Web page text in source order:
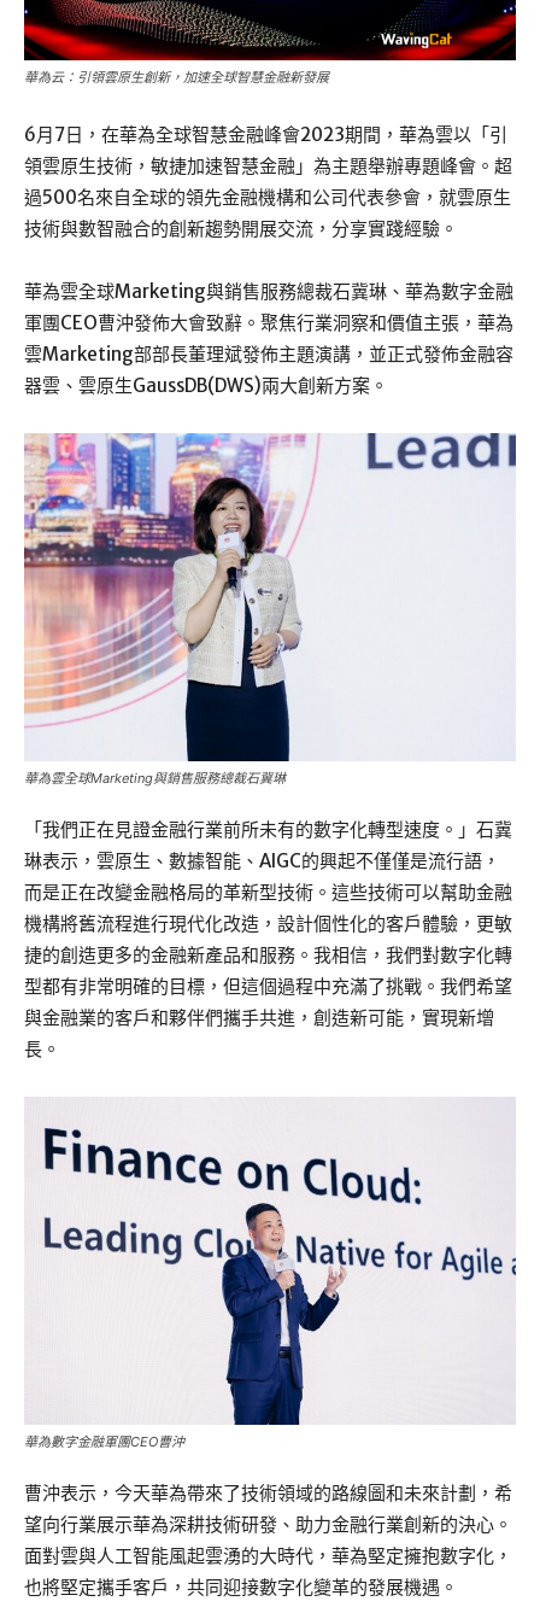
華為云：引領雲原生創新，加速全球智慧金融新發展
6月7日，在華為全球智慧金融峰會2023期間，華為雲以「引
領雲原生技術，敏捷加速智慧金融」為主題舉辦專題峰會。超
過500名來自全球的領先金融機構和公司代表參會，就雲原生
技術與數智融合的創新趨勢開展交流，分享實踐經驗。
華為雲全球Marketing與銷售服務總裁石冀琳、華為數字金融
軍團CEO曹沖發佈大會致辭。聚焦行業洞察和價值主張，華為
雲Marketing部部長董理斌發佈主題演講，並正式發佈金融容
器雲、雲原生GaussDB(DWS)兩大創新方案。
華為雲全球Marketing與銷售服務總裁石冀琳
「我們正在見證金融行業前所未有的數字化轉型速度。」石冀
琳表示，雲原生、數據智能、AIGC的興起不僅僅是流行語，
而是正在改變金融格局的革新型技術。這些技術可以幫助金融
機構將舊流程進行現代化改造，設計個性化的客戶體驗，更敏
捷的創造更多的金融新產品和服務。我相信，我們對數字化轉
型都有非常明確的目標，但這個過程中充滿了挑戰。我們希望
與金融業的客戶和夥伴們攜手共進，創造新可能，實現新增
長。
華為數字金融軍團CEO曹沖
曹沖表示，今天華為帶來了技術領域的路線圖和未來計劃，希
望向行業展示華為深耕技術研發、助力金融行業創新的決心。
面對雲與人工智能風起雲湧的大時代，華為堅定擁抱數字化，
也將堅定攜手客戶，共同迎接數字化變革的發展機遇。